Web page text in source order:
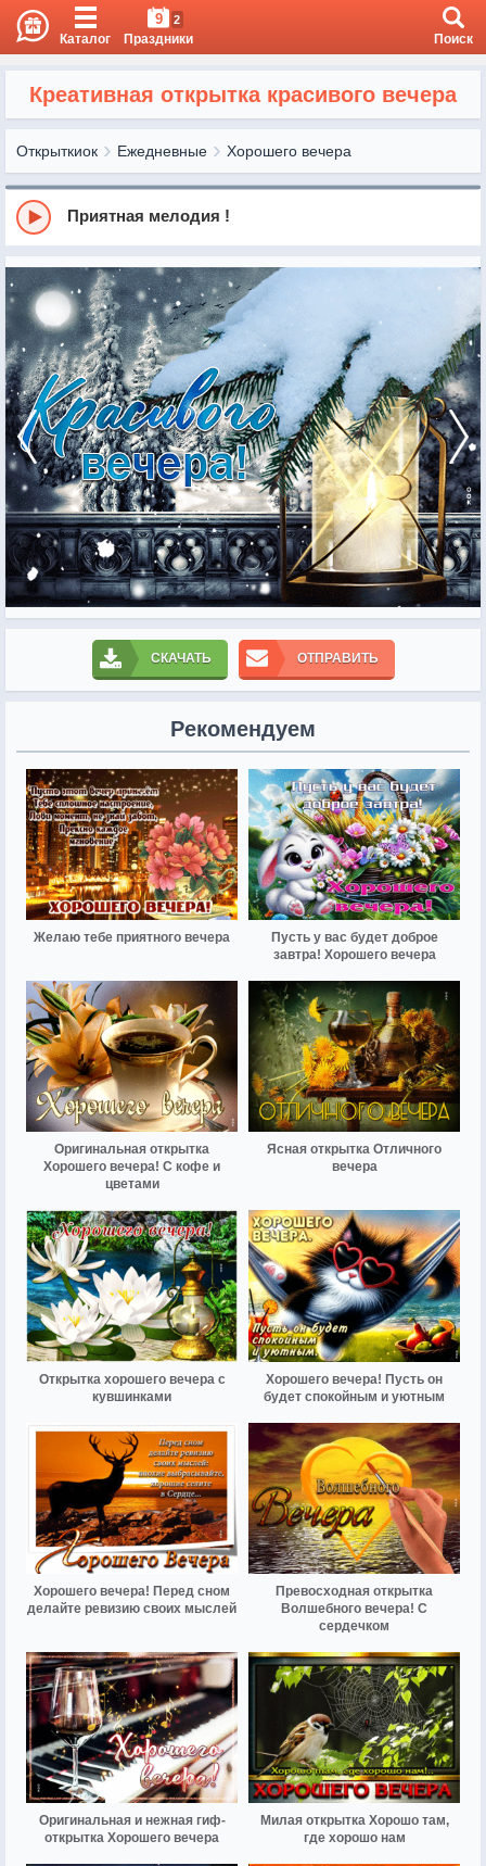
Каталог
9 2
Праздники Поиск
Креативная открытка красивого вечера
Открыткиок Ежедневные Хорошего вечера
Приятная мелодия !
СКАЧАТЬ ОТПРАВИТЬ
Рекомендуем
Желаю тебе приятного вечера
Пусть у вас будет доброе
завтра! Хорошего вечера
Оригинальная открытка
Хорошего вечера! С кофе и
цветами
Ясная открытка Отличного
вечера
Открытка хорошего вечера с
кувшинками
Хорошего вечера! Пусть он
будет спокойным и уютным
Хорошего вечера! Перед сном
делайте ревизию своих мыслей
Превосходная открытка
Волшебного вечера! С
сердечком
Оригинальная и нежная гиф-
открытка Хорошего вечера
Милая открытка Хорошо там,
где хорошо нам